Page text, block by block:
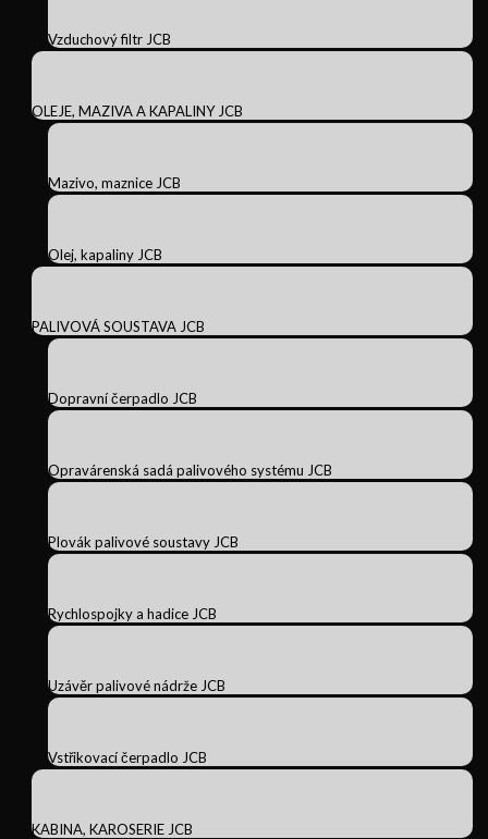
Vzduchový filtr JCB
OLEJE, MAZIVA A KAPALINY JCB
Mazivo, maznice JCB
Olej, kapaliny JCB
PALIVOVÁ SOUSTAVA JCB
Dopravní čerpadlo JCB
Opravárenská sadá palivového systému JCB
Plovák palivové soustavy JCB
Rychlospojky a hadice JCB
Uzávěr palivové nádrže JCB
Vstřikovací čerpadlo JCB
KABINA, KAROSERIE JCB